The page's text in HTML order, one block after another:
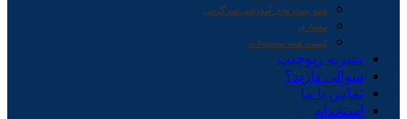
همه بسته های آموزشی-سرگرمی
معماری
لیست همه محصولات
نشریه ربوچیپ
سوالی دارید؟
تماس با ما
استخدام